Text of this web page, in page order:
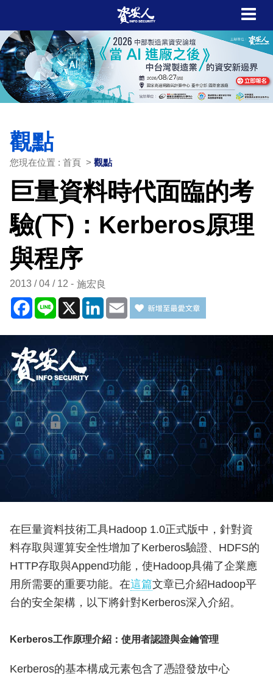
觀點
您現在位置 : 首頁 > 觀點
巨量資料時代面臨的考
驗(下)：Kerberos原理
與程序
2013 / 04 / 12 施宏良
Facebook
Line X LinkedIn
Email
在巨量資料技術工具Hadoop 1.0正式版中，針對資
料存取與運算安全性增加了Kerberos驗證、HDFS的
HTTP存取與Append功能，使Hadoop具備了企業應
用所需要的重要功能。在這篇文章已介紹Hadoop平
台的安全架構，以下將針對Kerberos深入介紹。
Kerberos工作原理介紹：使用者認證與金鑰管理
Kerberos的基本構成元素包含了憑證發放中心